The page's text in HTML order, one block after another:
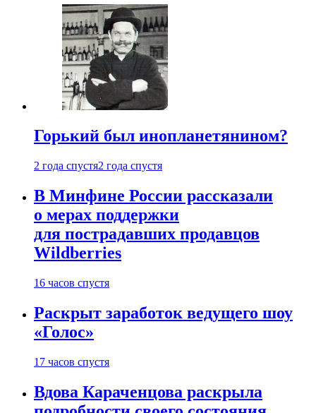
Горький был инопланетянином?
2 года спустя2 года спустя
В Минфине России рассказали
о мерах поддержки
для пострадавших продавцов
Wildberries
16 часов спустя
Раскрыт заработок ведущего шоу
«Голос»
17 часов спустя
Вдова Караченцова раскрыла